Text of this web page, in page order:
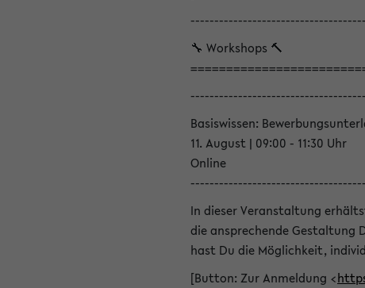
🔧 Workshops 🔨
Basiswissen:
11. August | 09:00 - 11:30 Uhr
Online
In dieser Veranstaltung
die ansprechende Gestaltung
hast Du die Möglichkeit,
[Button: Zur Anmeldung <